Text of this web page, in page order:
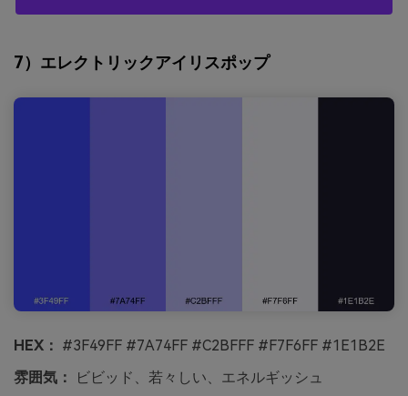
7）エレクトリックアイリスポップ
HEX： #3F49FF #7A74FF #C2BFFF #F7F6FF #1E1B2E
雰囲気：
ビビッド、若々しい、エネルギッシュ